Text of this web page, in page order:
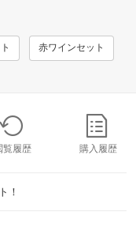
赤ワインセット
覧履歴 購入履歴
！